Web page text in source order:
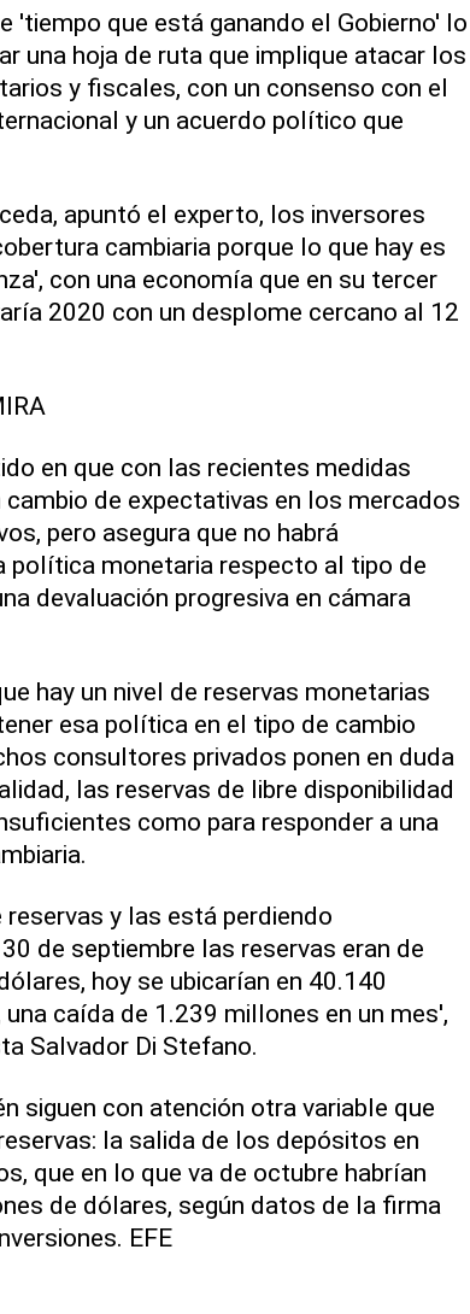
'tiempo que está ganando el Gobierno' lo
una hoja de ruta que implique atacar los
y fiscales, con un consenso con el
y un acuerdo político que
apuntó el experto, los inversores
cambiaria porque lo que hay es
con una economía que en su tercer
2020 con un desplome cercano al 12
en que con las recientes medidas
de expectativas en los mercados
pero asegura que no habrá
política monetaria respecto al tipo de
devaluación progresiva en cámara
hay un nivel de reservas monetarias
esa política en el tipo de cambio
consultores privados ponen en duda
las reservas de libre disponibilidad
como para responder a una
reservas y las está perdiendo
de septiembre las reservas eran de
hoy se ubicarían en 40.140
caída de 1.239 millones en un mes',
Salvador Di Stefano.
siguen con atención otra variable que
la salida de los depósitos en
que en lo que va de octubre habrían
de dólares, según datos de la firma
EFE